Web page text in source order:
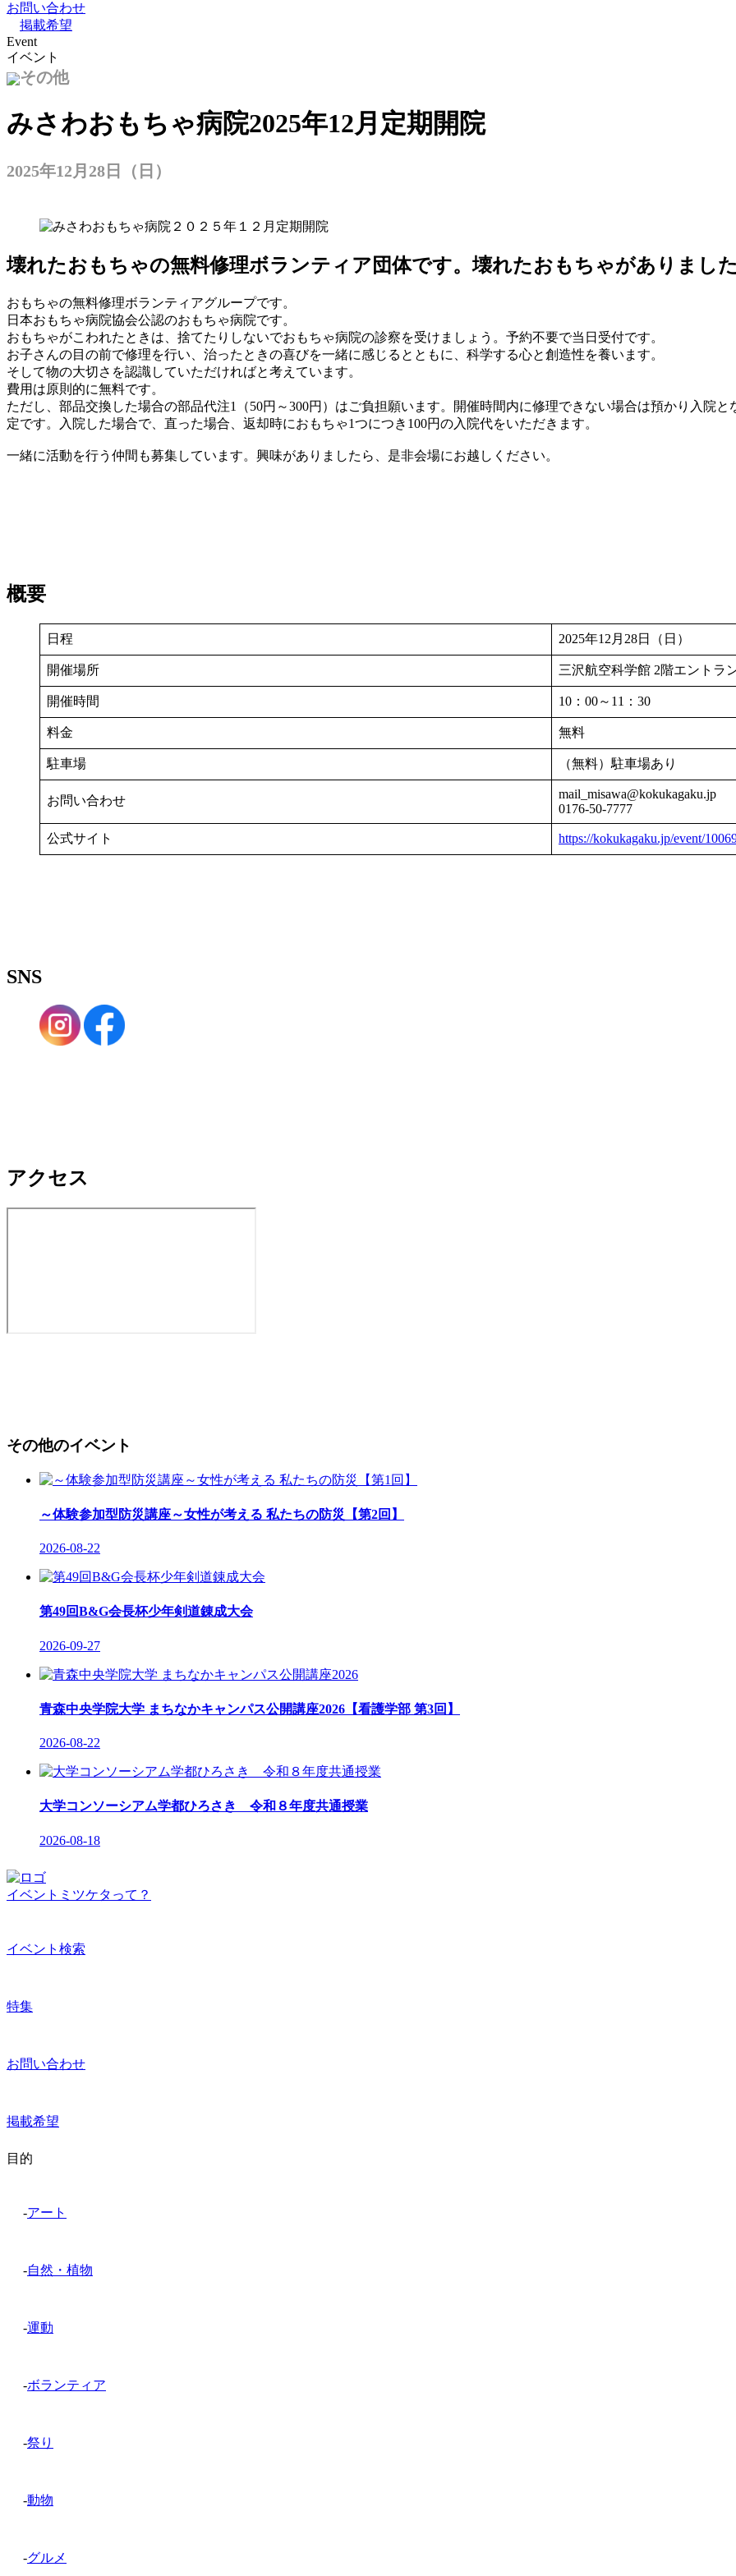
お問い合わせ
掲載希望
Event
イベント
その他
みさわおもちゃ病院2025年12月定期開院
2025年12月28日（日）
壊れたおもちゃの無料修理ボランティア団体です。壊れたおもちゃがありまし
おもちゃの無料修理ボランティアグループです。
日本おもちゃ病院協会公認のおもちゃ病院です。
おもちゃがこわれたときは、捨てたりしないでおもちゃ病院の診察を受けましょう。予約不要で当日受付です。
お子さんの目の前で修理を行い、治ったときの喜びを一緒に感じるとともに、科学する心と創造性を養います。
そして物の大切さを認識していただければと考えています。
費用は原則的に無料です。
ただし、部品交換した場合の部品代注1（50円～300円）はご負担願います。開催時間内に修理できない場合は預かり入院
定です。入院した場合で、直った場合、返却時におもちゃ1つにつき100円の入院代をいただきます。
一緒に活動を行う仲間も募集しています。興味がありましたら、是非会場にお越しください。
概要
日程 2025年12月28日（日）
開催場所 三沢航空科学館 2階エントラ
開催時間 10：00～11：30
料金 無料
駐車場 （無料）駐車場あり
お問い合わせ
mail_misawa@kokukagaku.jp
0176-50-7777
公式サイト https://kokukagaku.jp/event/
SNS
アクセス
その他のイベント
～体験参加型防災講座～女性が考える 私たちの防災【第2回】
2026-08-22
第49回B&G会長杯少年剣道錬成大会
2026-09-27
青森中央学院大学 まちなかキャンパス公開講座2026【看護学部 第3回】
2026-08-22
大学コンソーシアム学都ひろさき 令和８年度共通授業
2026-08-18
イベントミツケタって？
イベント検索
特集
お問い合わせ
掲載希望
目的
-アート
-自然・植物
-運動
-ボランティア
-祭り
-動物
-グルメ